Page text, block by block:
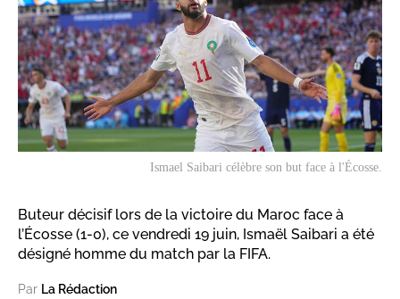
Ismael Saibari célèbre son but face à l'Écosse.
Buteur décisif lors de la victoire du Maroc face à
l’Écosse (1-0), ce vendredi 19 juin, Ismaël Saibari a été
désigné homme du match par la FIFA.
Par La Rédaction